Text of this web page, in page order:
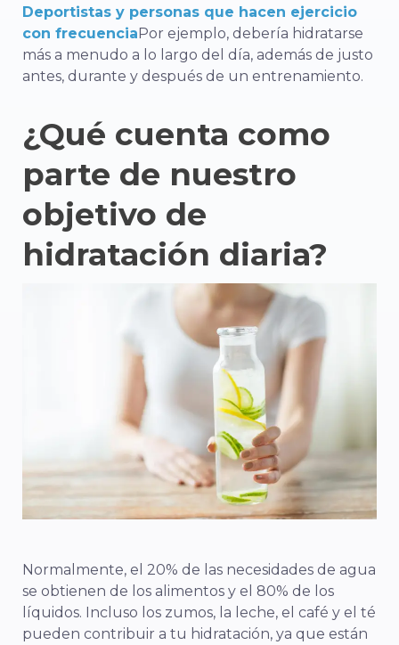
Deportistas y personas que hacen ejercicio
con frecuenciaPor ejemplo, debería hidratarse
más a menudo a lo largo del día, además de justo
antes, durante y después de un entrenamiento.
¿Qué cuenta como
parte de nuestro
objetivo de
hidratación diaria?
Normalmente, el 20% de las necesidades de agua
se obtienen de los alimentos y el 80% de los
líquidos. Incluso los zumos, la leche, el café y el té
pueden contribuir a tu hidratación, ya que están